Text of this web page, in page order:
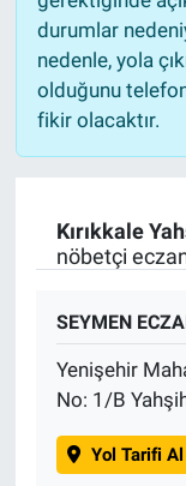
durumlar
nedenle, yola
olduğunu
fikir olacaktır.
Kırıkkale
nöbetçi
SEYMEN
Yenişehir
No: 1/B
Yol Tarifi Al